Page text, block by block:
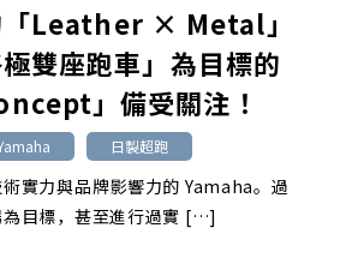
「Leather × Metal」
雙座跑車」為目標的
」備受關注！
日製超跑
實力與品牌影響力的 Yamaha。過
目標，甚至進行過實 […]